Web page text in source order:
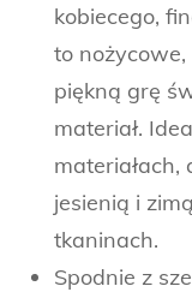
kobiecego,
to nożycowe,
piękną grę
materiał.
jesienią i
tkaninach.
Spodnie z